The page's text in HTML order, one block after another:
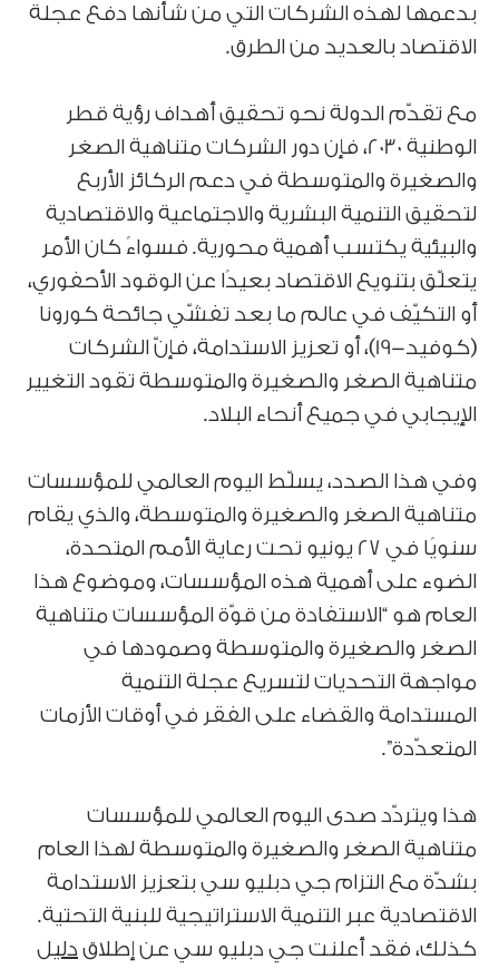
بدعمها لهذه الشركات التي من شأنها دفع عجلة
الاقتصاد بالعديد من الطرق.
مع تقدّم الدولة نحو تحقيق أهداف رؤية قطر
الوطنية 2030، فإن دور الشركات متناهية الصغر
والصغيرة والمتوسطة في دعم الركائز الأربع
لتحقيق التنمية البشرية والاجتماعية والاقتصادية
والبيئية يكتسب أهمية محورية. فسواءً كان الأمر
يتعلّق بتنويع الاقتصاد بعيدًا عن الوقود الأحفوري،
أو التكيّف في عالم ما بعد تفشّي جائحة كورونا
(كوفيد-19)، أو تعزيز الاستدامة، فإنّ الشركات
متناهية الصغر والصغيرة والمتوسطة تقود التغيير
الإيجابي في جميع أنحاء البلاد.
وفي هذا الصدد، يسلّط اليوم العالمي للمؤسسات
متناهية الصغر والصغيرة والمتوسطة، والذي يقام
سنويًا في 27 يونيو تحت رعاية الأمم المتحدة،
الضوء على أهمية هذه المؤسسات، وموضوع هذا
العام هو “الاستفادة من قوّة المؤسسات متناهية
الصغر والصغيرة والمتوسطة وصمودها في
مواجهة التحديات لتسريع عجلة التنمية
المستدامة والقضاء على الفقر في أوقات الأزمات
المتعدّدة”.
هذا ويتردّد صدى اليوم العالمي للمؤسسات
متناهية الصغر والصغيرة والمتوسطة لهذا العام
بشدّة مع التزام جي دبليو سي بتعزيز الاستدامة
الاقتصادية عبر التنمية الاستراتيجية للبنية التحتية.
كذلك، فقد أعلنت جي دبليو سي عن إطلاق دليل